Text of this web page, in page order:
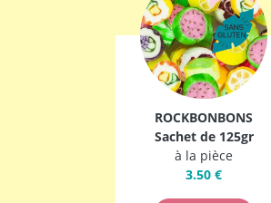
ROCKBONBONS
Sachet de 125gr
à la pièce
3.50 €